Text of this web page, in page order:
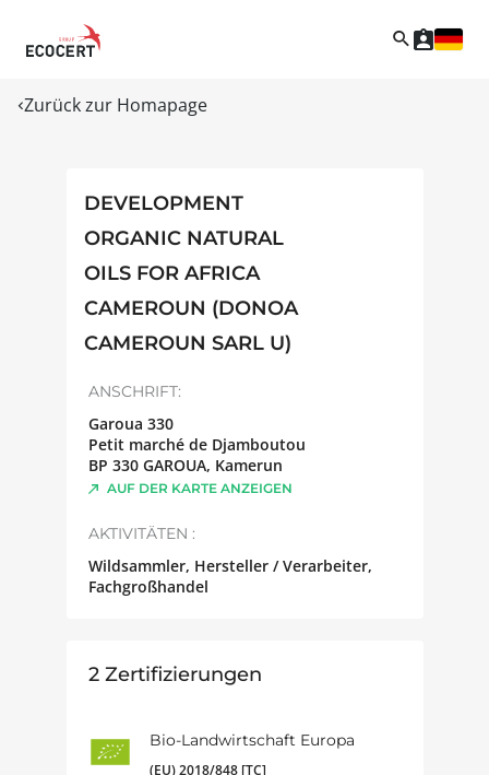
Zurück zur Homapage
DEVELOPMENT
ORGANIC NATURAL
OILS FOR AFRICA
CAMEROUN (DONOA
CAMEROUN SARL U)
ANSCHRIFT:
Garoua 330
Petit marché de Djamboutou
BP 330 GAROUA, Kamerun
AUF DER KARTE ANZEIGEN
AKTIVITÄTEN :
Wildsammler, Hersteller / Verarbeiter,
Fachgroßhandel
2Zertifizierungen
Bio-Landwirtschaft Europa
(EU) 2018/848 [TC]